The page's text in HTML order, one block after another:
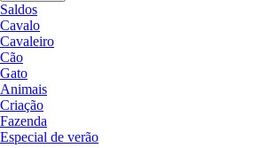
Saldos
Cavalo
Cavaleiro
Cão
Gato
Animais
Criação
Fazenda
Especial de verão